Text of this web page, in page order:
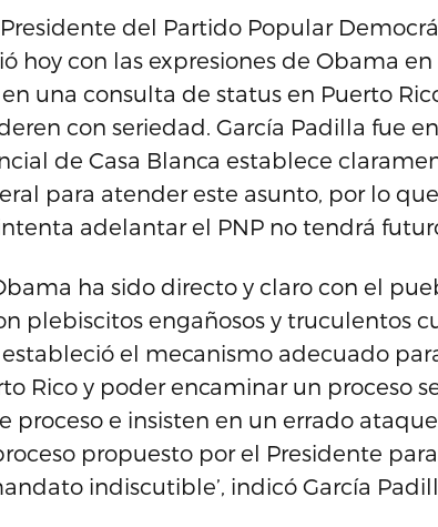
del Partido Popular
hoy con las expresiones de Obama
una consulta de status en Puerto
con seriedad. García Padilla fue
de Casa Blanca establece
para atender este asunto, por lo
adelantar el PNP no tendrá
ha sido directo y claro con el
plebiscitos engañosos y truculentos
estableció el mecanismo adecuado
Rico y poder encaminar un proceso
proceso e insisten en un errado
propuesto por el Presidente
indiscutible’, indicó García